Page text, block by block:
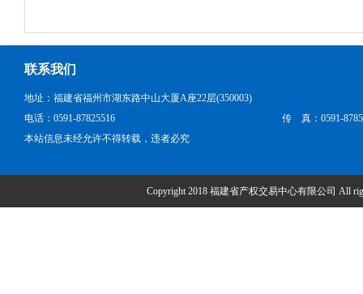
联系我们
地址：福建省福州市湖东路中山大厦A座22层(350003)
电话：0591-87825516
传 真：0591-
本站信息未经允许不得转载，违者必究
Copyright 2018 福建省产权交易中心有限公司 All